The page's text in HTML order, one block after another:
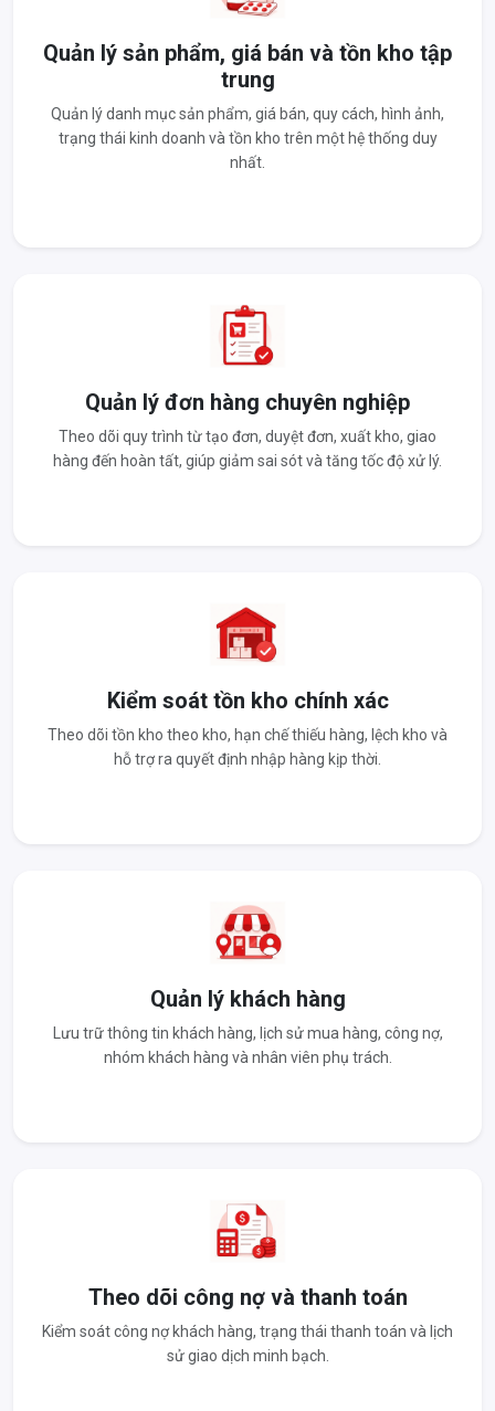
Quản lý sản phẩm, giá bán và tồn kho tập
trung
Quản lý danh mục sản phẩm, giá bán, quy cách, hình ảnh,
trạng thái kinh doanh và tồn kho trên một hệ thống duy
nhất.
Quản lý đơn hàng chuyên nghiệp
Theo dõi quy trình từ tạo đơn, duyệt đơn, xuất kho, giao
hàng đến hoàn tất, giúp giảm sai sót và tăng tốc độ xử lý.
Kiểm soát tồn kho chính xác
Theo dõi tồn kho theo kho, hạn chế thiếu hàng, lệch kho và
hỗ trợ ra quyết định nhập hàng kịp thời.
Quản lý khách hàng
Lưu trữ thông tin khách hàng, lịch sử mua hàng, công nợ,
nhóm khách hàng và nhân viên phụ trách.
Theo dõi công nợ và thanh toán
Kiểm soát công nợ khách hàng, trạng thái thanh toán và lịch
sử giao dịch minh bạch.